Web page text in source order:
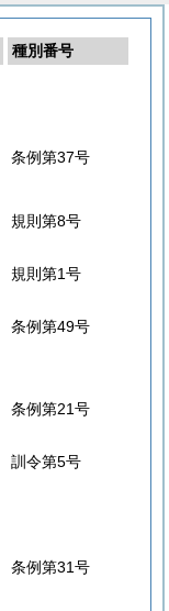
種別番号
条例第37号
規則第8号
規則第1号
条例第49号
条例第21号
訓令第5号
条例第31号